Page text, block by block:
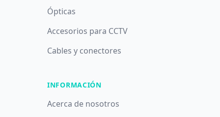
Ópticas
Accesorios para CCTV
Cables y conectores
INFORMACIÓN
Acerca de nosotros